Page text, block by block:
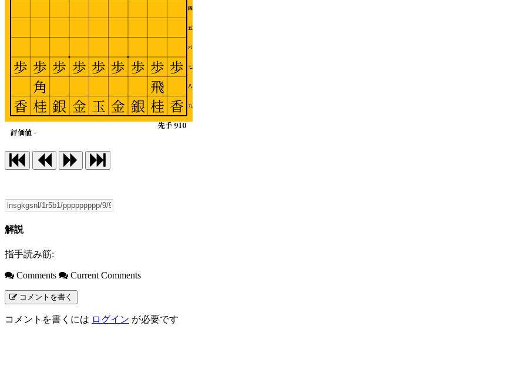
四
五
六
七
八
九
先手 910
評価値 -
歩
香
歩
飛
桂
歩
銀
歩
金
歩
玉
歩
金
歩
銀
歩
角
桂
歩
香
解説
指手読み筋:
Comments Current Comments
コメントを書く
コメントを書くには ログイン が必要です